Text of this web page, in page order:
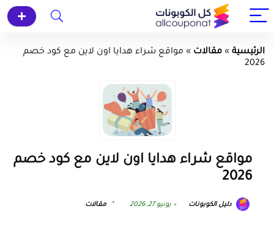
الرئيسية » مقالات » مواقع شراء هدايا اون لاين مع كود خصم
2026
مواقع شراء هدايا اون لاين مع كود خصم
2026
دليل الكوبونات يونيو 27, 2026 مقالات